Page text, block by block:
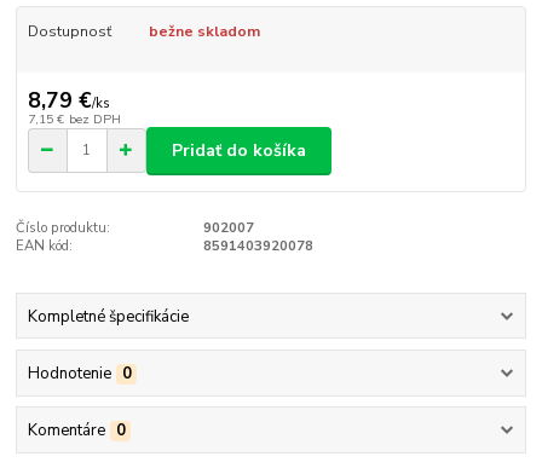
Dostupnosť bežne skladom
8,79 €/ks
7,15 € bez DPH
Pridať do košíka
Číslo produktu:
902007
EAN kód:
8591403920078
Kompletné špecifikácie
Hodnotenie 0
Komentáre 0